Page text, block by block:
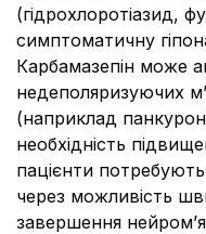
(гідрохлоротіазид,
симптоматичну
Карбамазепін може
недеполяризуючих
(наприклад
необхідність
пацієнти
через можливість
завершення